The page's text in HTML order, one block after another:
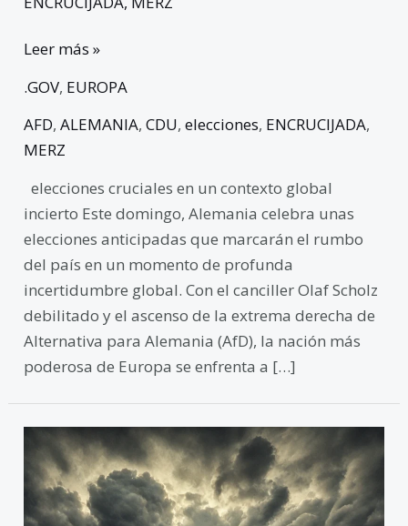
Leer más »
.GOV, EUROPA
AFD,ALEMANIA,CDU,elecciones, ENCRUCIJADA,
MERZ
elecciones cruciales en un contexto global
incierto Este domingo, Alemania celebra unas
elecciones anticipadas que marcarán el rumbo
del país en un momento de profunda
incertidumbre global. Con el canciller Olaf Scholz
debilitado y el ascenso de la extrema derecha de
Alternativa para Alemania (AfD), la nación más
poderosa de Europa se enfrenta a […]
Georgia:
Unas
Elecciones
Cuestionadas